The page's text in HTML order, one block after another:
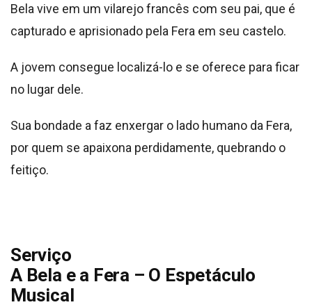
Bela vive em um vilarejo francês com seu pai, que é
capturado e aprisionado pela Fera em seu castelo.
A jovem consegue localizá-lo e se oferece para ficar
no lugar dele.
Sua bondade a faz enxergar o lado humano da Fera,
por quem se apaixona perdidamente, quebrando o
feitiço.
Serviço
A Bela e a Fera – O Espetáculo
Musical